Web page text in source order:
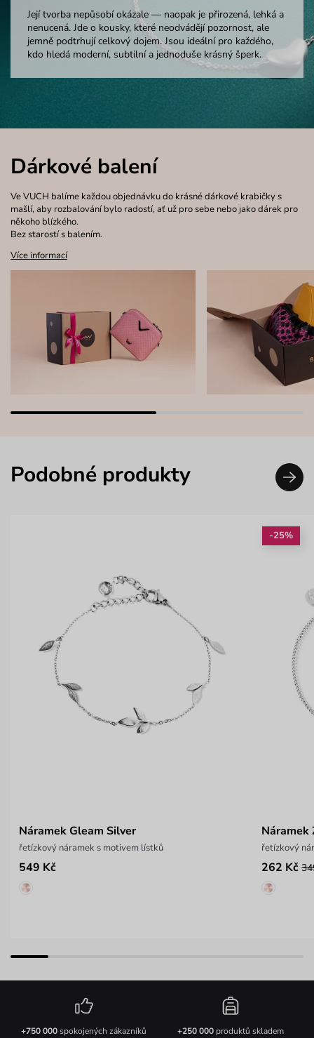
Její tvorba nepůsobí okázale — naopak je přirozená, lehká a
nenucená. Jde o kousky, které neodvádějí pozornost, ale
jemně podtrhují celkový dojem. Jsou ideální pro každého,
kdo hledá moderní, subtilní a jednoduše krásný šperk.
Dárkové balení
Ve VUCH balíme každou objednávku do krásné dárkové krabičky s
mašlí, aby rozbalování bylo radostí, ať už pro sebe nebo jako dárek pro
někoho blízkého.
Bez starostí s balením.
Více informací
Podobné produkty
Náramek Gleam Silver
řetízkový náramek s motivem lístků
549 Kč
-25%
Náramek
řetízkový
262 Kč
+750 000spokojených zákazníků +250 000produktů skladem